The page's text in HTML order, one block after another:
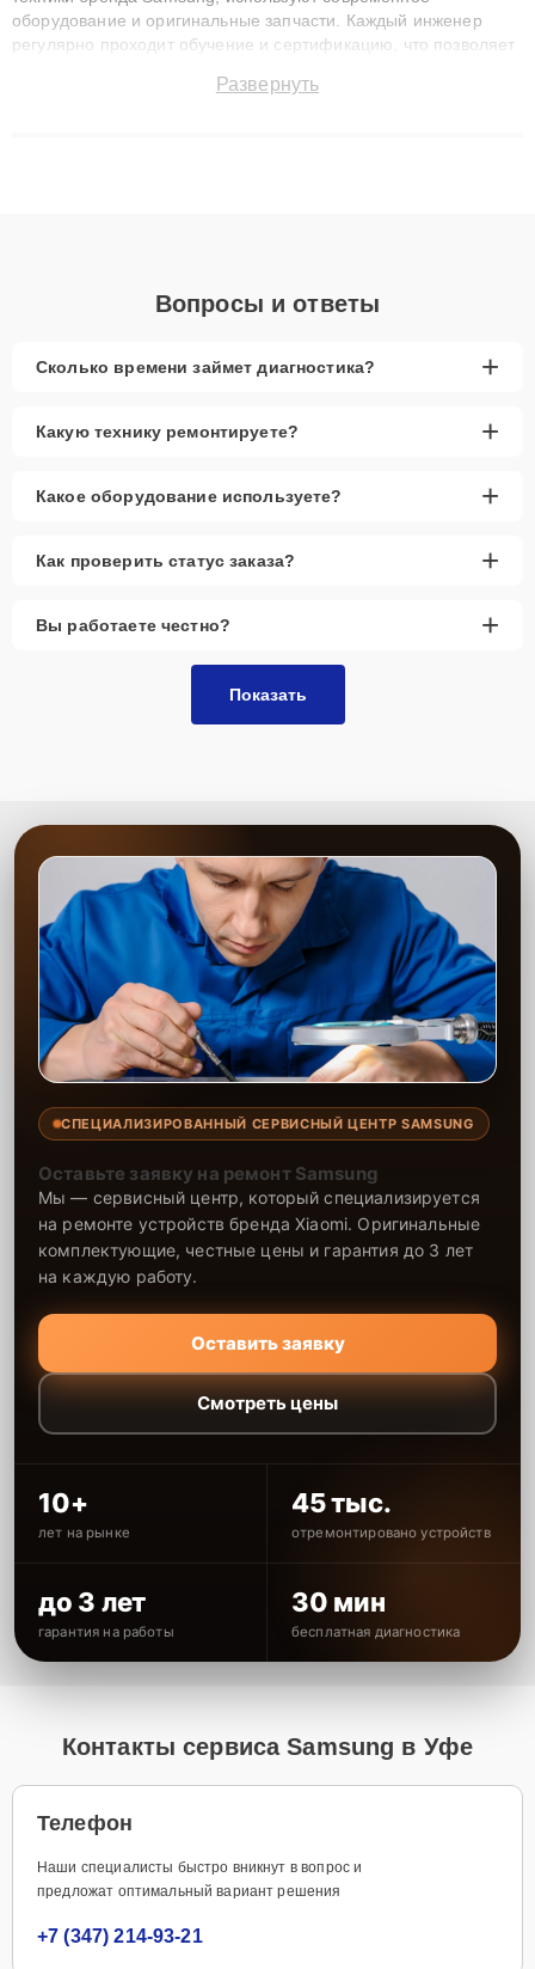
оборудование и оригинальные запчасти. Каждый инженер
регулярно проходит обучение и сертификацию, что позволяет
технику с сохранением гарантии до 3 лет. Наши мастера
Развернуть
Вопросы и ответы
Сколько времени займет диагностика? +
Какую технику ремонтируете? +
Какое оборудование используете? +
Как проверить статус заказа? +
Вы работаете честно? +
Показать
СПЕЦИАЛИЗИРОВАННЫЙ СЕРВИСНЫЙ ЦЕНТР SAMSUNG
Оставьте заявку на ремонт Samsung
Мы — сервисный центр, который специализируется
на ремонте устройств бренда Xiaomi. Оригинальные
комплектующие, честные цены и гарантия до 3 лет
на каждую работу.
Оставить заявку
Смотреть цены
10+
лет на рынке
45 тыс.
отремонтировано устройств
до 3 лет
гарантия на работы
30 мин
бесплатная диагностика
Контакты сервиса Samsung в Уфе
Телефон
Наши специалисты быстро вникнут в вопрос и
предложат оптимальный вариант решения
+7 (347) 214-93-21